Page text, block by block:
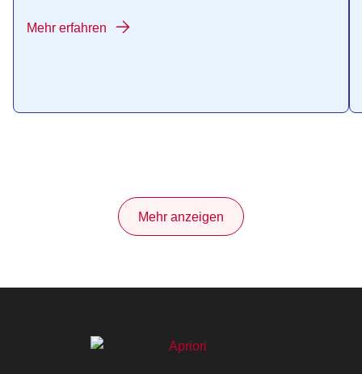
Mehr erfahren
Mehr anzeigen